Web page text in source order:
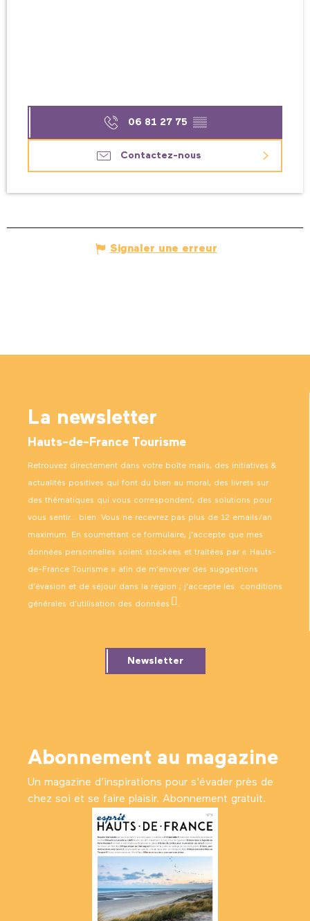
06 81 27 75 ▒▒
Contactez-nous
Signaler une erreur
La newsletter
Hauts-de-France Tourisme
Retrouvez directement dans votre boîte mails, des initiatives &
actualités positives qui font du bien au moral, des livrets sur
des thématiques qui vous correspondent, des solutions pour
vous sentir… bien. Vous ne recevrez pas plus de 12 emails/an
maximum. En soumettant ce formulaire, j’accepte que mes
données personnelles soient stockées et traitées par « Hauts-
de-France Tourisme » afin de m’envoyer des suggestions
d’évasion et de séjour dans la région ; j’accepte les conditions
générales d’utilisation des données .
Newsletter
Abonnement au magazine
Un magazine d’inspirations pour s'évader près de
chez soi et se faire plaisir. Abonnement gratuit.